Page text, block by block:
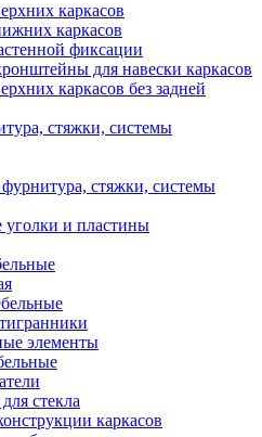
каркасов
каркасов
фиксации
для навески каркасов
каркасов без задней
стяжки, системы
стяжки, системы
и пластины
элементы
стекла
каркасов